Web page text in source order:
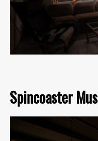
Spincoaster